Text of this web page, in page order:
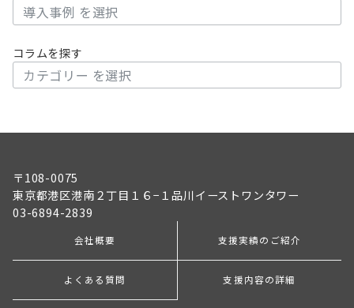
コラムを探す
〒108-0075
東京都港区港南２丁目１６−１品川イーストワンタワー
03-6894-2839
会社概要 支援実績のご紹介
よくある質問 支援内容の詳細